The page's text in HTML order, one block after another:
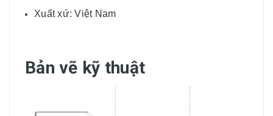
Xuất xứ: Việt Nam
Bản vẽ kỹ thuật